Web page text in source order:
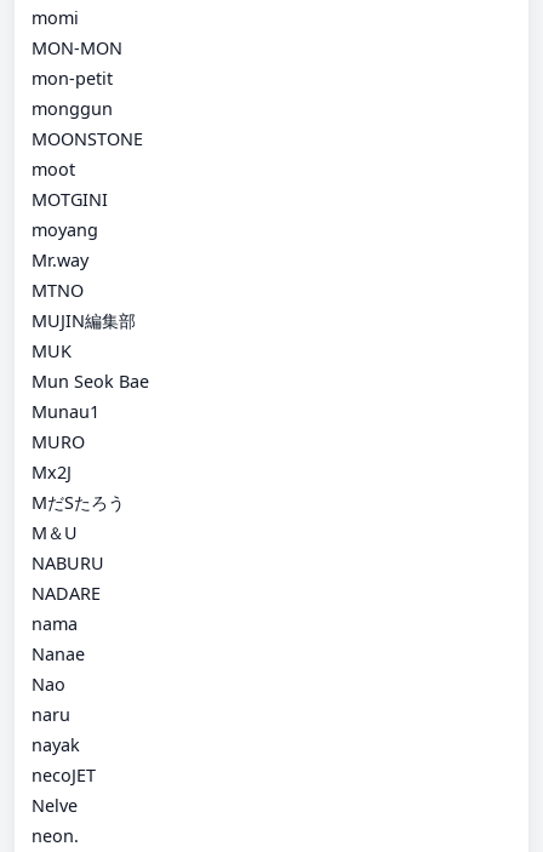
momi
MON-MON
mon-petit
monggun
MOONSTONE
moot
MOTGINI
moyang
Mr.way
MTNO
MUJIN編集部
MUK
Mun Seok Bae
Munau1
MURO
Mx2J
MだSたろう
M＆U
NABURU
NADARE
nama
Nanae
Nao
naru
nayak
necoJET
Nelve
neon.